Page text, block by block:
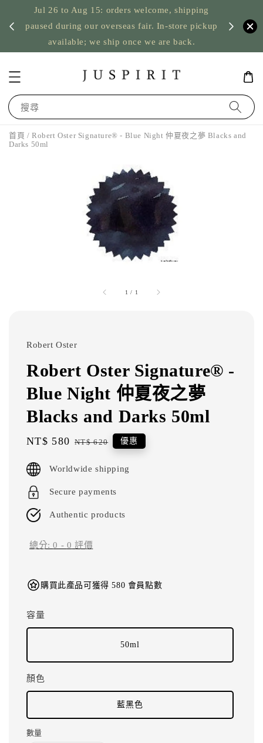
Jul 26 to Aug 15: orders welcome, shipping
paused during our overseas fair. In-store pickup
available; we ship once we are back.
US
搜尋
首頁 / Robert Oster Signature® - Blue Night 仲夏夜之夢 Blacks and
Darks 50ml
1 / 1
Robert Oster
Robert Oster Signature® -
Blue Night 仲夏夜之夢
Blacks and Darks 50ml
Sale
NT$ 580 Regular
NT$ 620 優惠
Worldwide shipping
Secure payments
Authentic products
總分:0 - 0 評價
購買此產品可獲得 580 會員點數
容量
50ml
顏色
藍黑色
數量